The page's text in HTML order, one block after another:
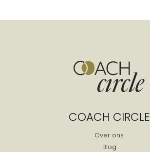
Buitenkaag
De CocksdorpCOACH CIRCLE
Over ons
Blog